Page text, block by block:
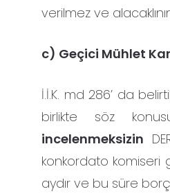
verilmez ve
c) Geçici Mühlet
İ.İ.K. md 286’ da
birlikte söz
incelenmeksizin
konkordato komiseri
aydır ve bu süre